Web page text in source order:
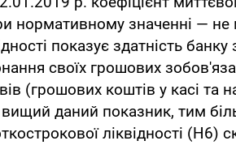
нормативному значенні —
показує здатність
своїх грошових
(грошових коштів у касі та
даний показник, тим
ліквідності (Н6)